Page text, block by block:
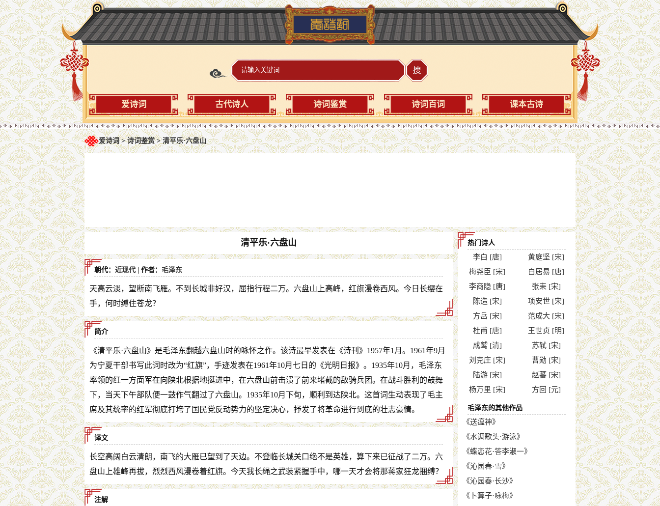
爱诗词 古代诗人 诗词鉴赏 诗词百词 课本古诗
爱诗词 > 诗词鉴赏 > 清平乐·六盘山
清平乐·六盘山
朝代： 近现代| 作者： 毛泽东
天高云淡，望断南飞雁。不到长城非好汉，屈指行程二万。六盘山上高峰，红旗漫卷西风。今日长缨在
手，何时缚住苍龙？
简介
《清平乐·六盘山》是毛泽东翻越六盘山时的咏怀之作。该诗最早发表在《诗刊》1957年1月。1961年9月
为宁夏干部书写此词时改为“红旗”，手迹发表在1961年10月七日的《光明日报》。1935年10月，毛泽东
率领的红一方面军在向陕北根据地挺进中，在六盘山前击溃了前来堵截的敌骑兵团。在战斗胜利的鼓舞
下，当天下午部队便一鼓作气翻过了六盘山。1935年10月下旬，顺利到达陕北。这首词生动表现了毛主
席及其统率的红军彻底打垮了国民党反动势力的坚定决心，抒发了将革命进行到底的壮志豪情。
译文
长空高阔白云清朗，南飞的大雁已望到了天边。不登临长城关口绝不是英雄，算下来已征战了二万。六
盘山上雄峰再拔，烈烈西风漫卷着红旗。今天我长绳之武装紧握手中，哪一天才会将那蒋家狂龙捆缚？
注解
热门诗人
李白 [唐]
黄庭坚 [宋]
梅尧臣 [宋]
白居易 [唐]
李商隐 [唐]
张耒 [宋]
陈造 [宋]
项安世 [宋]
方岳 [宋]
范成大 [宋]
杜甫 [唐]
王世贞 [明]
成鹫 [清]
苏轼 [宋]
刘克庄 [宋]
曹勋 [宋]
陆游 [宋]
赵蕃 [宋]
杨万里 [宋]
方回 [元]
毛泽东的其他作品
《送瘟神》
《水调歌头·游泳》
《蝶恋花·答李淑一》
《沁园春·雪》
《沁园春·长沙》
《卜算子·咏梅》